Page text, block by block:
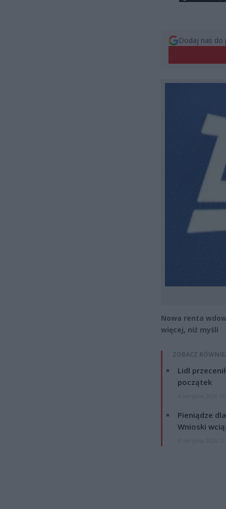
Dodaj nas do
Nowa renta
więcej, niż myśli
ZOBACZ
Lidl
początek
Pieniądze
Wnioski